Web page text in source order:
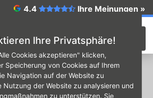
Ihre Privatsphäre!
Cookies akzeptieren" klicken,
Speicherung von Cookies auf Ihrem
Navigation auf der Website zu
Nutzung der Website zu analysieren und
zu unterstützen. Sie
4.4 Ihre Meinungen »
anfordern